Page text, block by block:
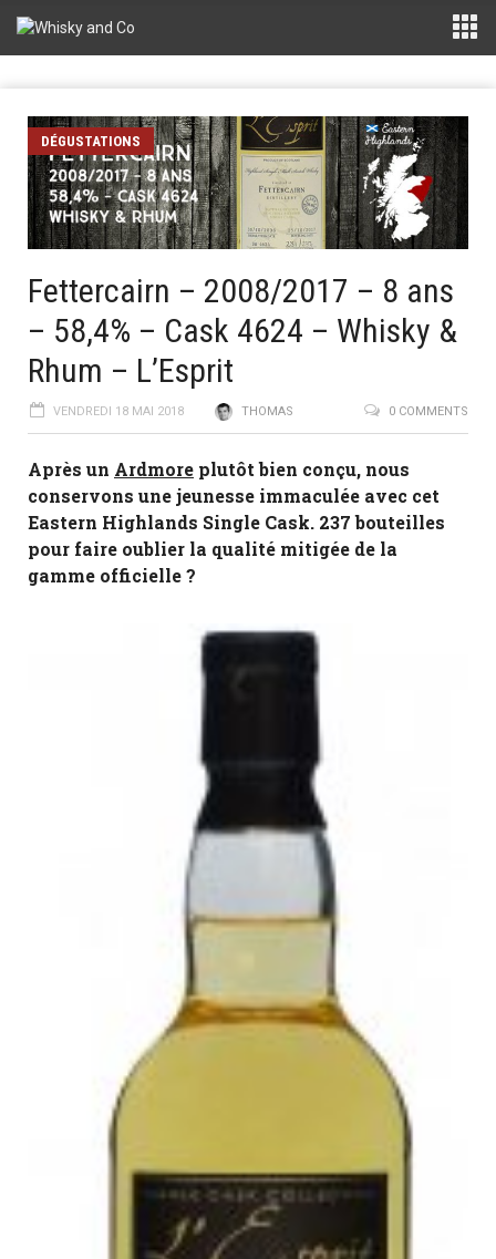
DÉGUSTATIONS
Fettercairn – 2008/2017 – 8 ans
– 58,4% – Cask 4624 – Whisky &
Rhum – L’Esprit
VENDREDI 18 MAI 2018 THOMAS 0 COMMENTS
Après un Ardmore plutôt bien conçu, nous
conservons une jeunesse immaculée avec cet
Eastern Highlands Single Cask. 237 bouteilles
pour faire oublier la qualité mitigée de la
gamme officielle ?